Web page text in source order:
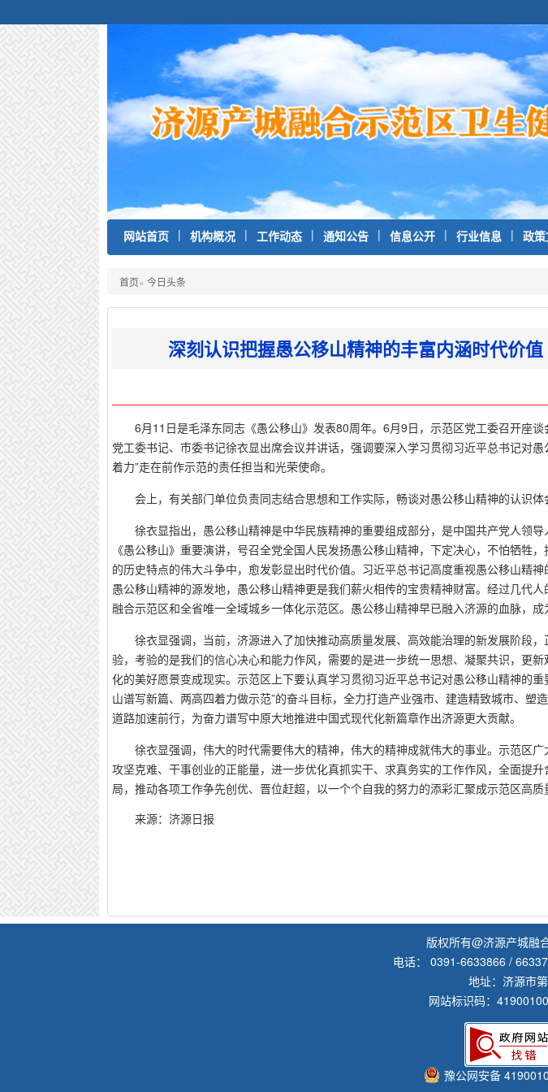
网站首页 | 机构概况 | 工作动态 | 通知公告 | 信息公开 | 行业信息 | 政
首页» 今日头条
深刻认识把握愚公移山精神的丰富内涵时代价
6月11日是毛泽东同志《愚公移山》发表80周年。6月9日，示范区党工委召开座
党工委书记、市委书记徐衣显出席会议并讲话，强调要深入学习贯彻习近平总书记对
着力”走在前作示范的责任担当和光荣使命。
会上，有关部门单位负责同志结合思想和工作实际，畅谈对愚公移山精神的认识
徐衣显指出，愚公移山精神是中华民族精神的重要组成部分，是中国共产党人领
《愚公移山》重要演讲，号召全党全国人民发扬愚公移山精神，下定决心，不怕牺
的历史特点的伟大斗争中，愈发彰显出时代价值。习近平总书记高度重视愚公移山精
愚公移山精神的源发地，愚公移山精神更是我们薪火相传的宝贵精神财富。经过几代
融合示范区和全省唯一全域城乡一体化示范区。愚公移山精神早已融入济源的血脉，
徐衣显强调，当前，济源进入了加快推动高质量发展、高效能治理的新发展阶段
验，考验的是我们的信心决心和能力作风，需要的是进一步统一思想、凝聚共识，更
化的美好愿景变成现实。示范区上下要认真学习贯彻习近平总书记对愚公移山精神的
山谱写新篇、两高四着力做示范”的奋斗目标，全力打造产业强市、建造精致城市、
道路加速前行，为奋力谱写中原大地推进中国式现代化新篇章作出济源更大贡献。
徐衣显强调，伟大的时代需要伟大的精神，伟大的精神成就伟大的事业。示范区
攻坚克难、干事创业的正能量，进一步优化真抓实干、求真务实的工作作风，全面提
局，推动各项工作争先创优、晋位赶超，以一个个自我的努力的添彩汇聚成示范区高
来源：济源日报
版权所有@济源产城融
电话： 0391-6633866 /
地址：济源市
网站标识码：
豫公网安备